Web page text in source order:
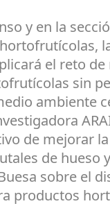
y en la
el reto
sin
ambiente
de mejorar
de hueso
sobre el
productos